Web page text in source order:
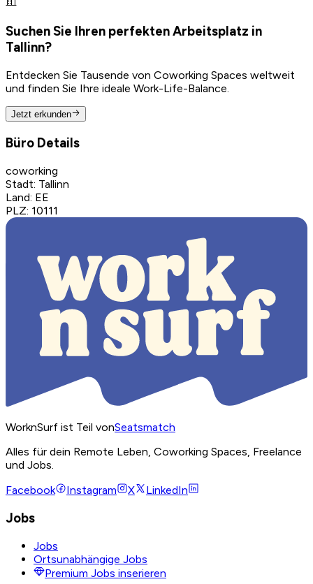
Suchen Sie Ihren perfekten Arbeitsplatz in
Tallinn?
Entdecken Sie Tausende von Coworking Spaces weltweit
und finden Sie Ihre ideale Work-Life-Balance.
Jetzt erkunden
Büro Details
coworking
Stadt: Tallinn
Land: EE
PLZ: 10111
WorknSurf ist Teil vonSeatsmatch
Alles für dein Remote Leben, Coworking Spaces, Freelance
und Jobs.
Facebook
Instagram X LinkedIn
Jobs
Jobs
Ortsunabhängige Jobs
Premium Jobs inserieren